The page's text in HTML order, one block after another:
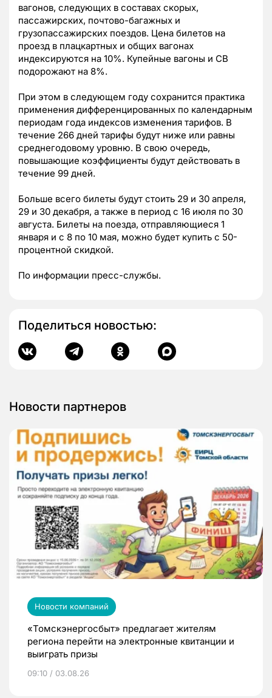
вагонов, следующих в составах скорых,
пассажирских, почтово-багажных и
грузопассажирских поездов. Цена билетов на
проезд в плацкартных и общих вагонах
индексируются на 10%. Купейные вагоны и СВ
подорожают на 8%.
При этом в следующем году сохранится практика
применения дифференцированных по календарным
периодам года индексов изменения тарифов. В
течение 266 дней тарифы будут ниже или равны
среднегодовому уровню. В свою очередь,
повышающие коэффициенты будут действовать в
течение 99 дней.
Больше всего билеты будут стоить 29 и 30 апреля,
29 и 30 декабря, а также в период с 16 июля по 30
августа. Билеты на поезда, отправляющиеся 1
января и с 8 по 10 мая, можно будет купить с 50-
процентной скидкой.
По информации пресс-службы.
Поделиться новостью:
Новости партнеров
Новости компаний
«Томскэнергосбыт» предлагает жителям
региона перейти на электронные квитанции и
выиграть призы
09:10 / 03.08.26